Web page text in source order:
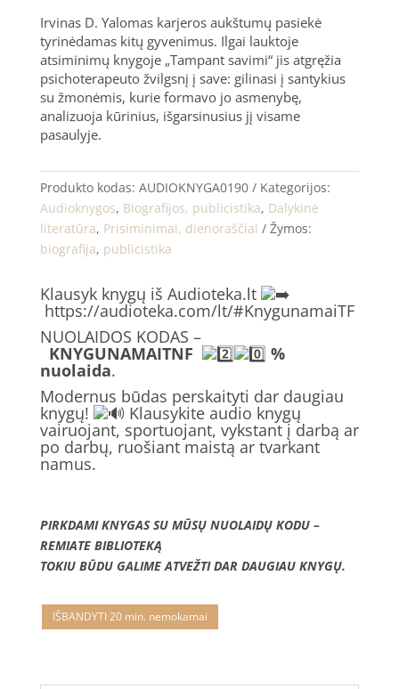
Irvinas D. Yalomas karjeros aukštumų pasiekė
tyrinėdamas kitų gyvenimus. Ilgai lauktoje
atsiminimų knygoje „Tampant savimi“ jis atgręžia
psichoterapeuto žvilgsnį į save: gilinasi į santykius
su žmonėmis, kurie formavo jo asmenybę,
analizuoja kūrinius, išgarsinusius jį visame
pasaulyje.
Produkto kodas: AUDIOKNYGA0190
Kategorijos:
Audioknygos, Biografijos, publicistika, Dalykinė
literatūra, Prisiminimai, dienoraščiai
Žymos:
biografija, publicistika
Klausyk knygų iš Audioteka.lt
https://audioteka.com/lt/#KnygunamaiTF
NUOLAIDOS KODAS –
KNYGUNAMAITNF %
nuolaida.
Modernus būdas perskaityti dar daugiau
knygų! Klausykite audio knygų
vairuojant, sportuojant, vykstant į darbą ar
po darbų, ruošiant maistą ar tvarkant
namus.
PIRKDAMI KNYGAS SU MŪSŲ NUOLAIDŲ KODU –
REMIATE BIBLIOTEKĄ
TOKIU BŪDU GALIME ATVEŽTI DAR DAUGIAU KNYGŲ.
IŠBANDYTI 20 min. nemokamai